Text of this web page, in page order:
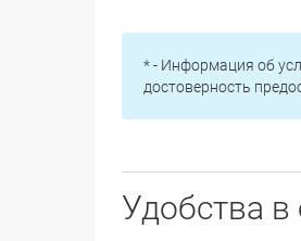
* - Информация об
достоверность
Удобства в